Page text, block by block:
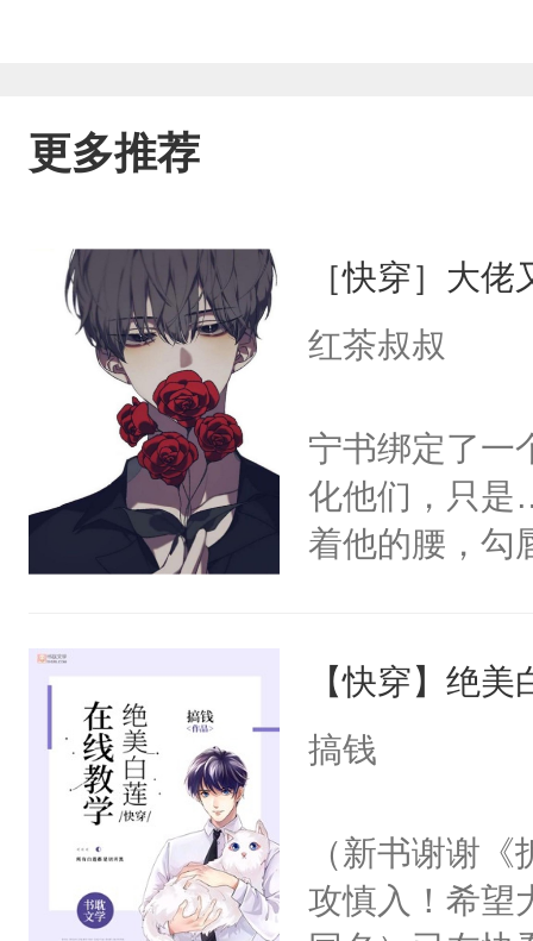
更多推荐
［快穿］大
红茶叔叔
宁书绑定了一
化他们，只是
着他的腰，勾
来，给老公
用力——为你
【快穿】绝
搞钱
（新书谢谢
攻慎入！希望